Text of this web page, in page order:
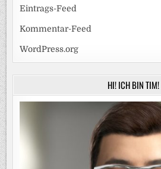
Eintrags-Feed
Kommentar-Feed
WordPress.org
HI! ICH BIN TIM!